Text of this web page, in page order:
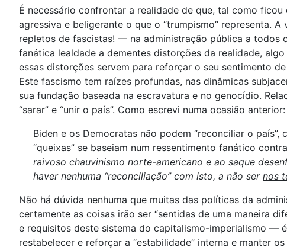
É necessário confrontar a realidade de que, tal como
agressiva e beligerante o que o “trumpismo” representa.
repletos de fascistas! — na administração pública a todos
fanática lealdade a dementes distorções da realidade,
essas distorções servem para reforçar o seu sentimento
Este fascismo tem raízes profundas, nas dinâmicas
sua fundação baseada na escravatura e no genocídio.
“sarar” e “unir o país”. Como escrevi numa ocasião anterior:
Biden e os Democratas não podem “reconciliar o
“queixas” se baseiam num ressentimento fanático
raivoso chauvinismo norte-americano e ao saque
haver nenhuma “reconciliação” com isto, a não ser nos
Não há dúvida nenhuma que muitas das políticas da
certamente as coisas irão ser “sentidas de uma maneira
e requisitos deste sistema do capitalismo-imperialismo —
restabelecer e reforçar a “estabilidade” interna e manter